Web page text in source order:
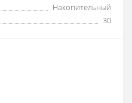
Накопительный
30